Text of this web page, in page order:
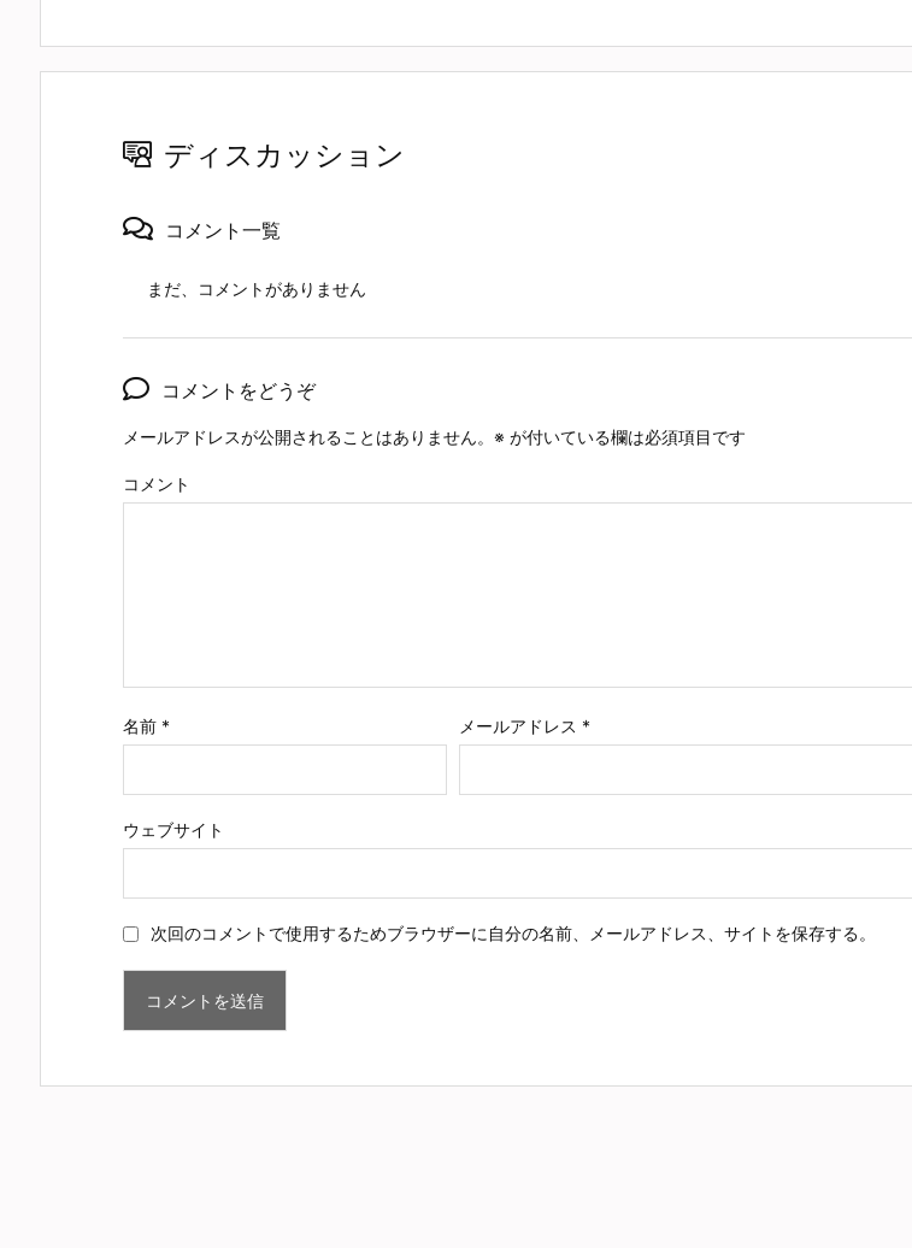
ディスカッション
コメント一覧
まだ、コメントがありません
コメントをどうぞ
メールアドレスが公開されることはありません。 ※ が付いている欄は必須項目です
コメント
名前 * メールアドレス *
ウェブサイト
次回のコメントで使用するためブラウザーに自分の名前、メールアドレス、サイトを保存する。